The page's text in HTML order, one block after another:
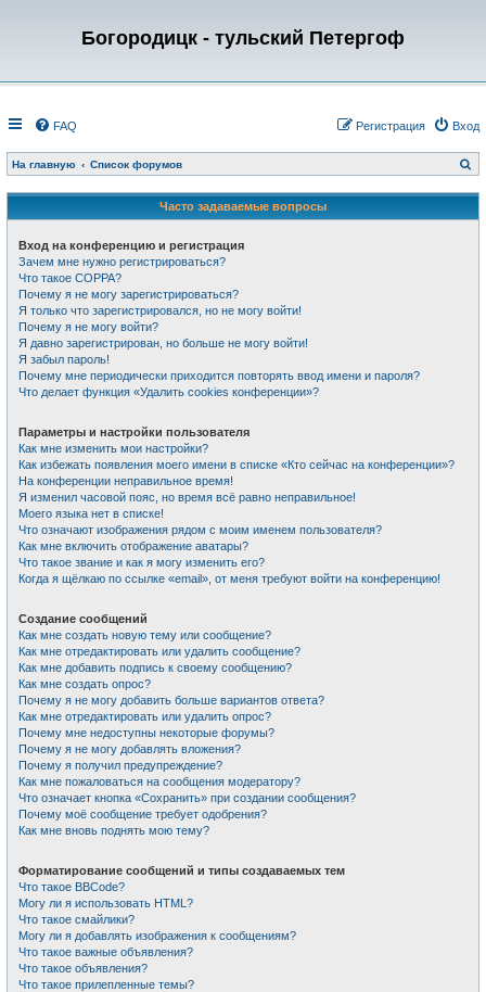
Богородицк - тульский Петергоф
FAQ Вход
Регистрация
На главную Список форумов
о
с
Часто задаваемые вопросы
Вход на конференцию и регистрация
Зачем мне нужно регистрироваться?
Что такое COPPA?
Почему я не могу зарегистрироваться?
Я только что зарегистрировался, но не могу войти!
Почему я не могу войти?
Я давно зарегистрирован, но больше не могу войти!
Я забыл пароль!
Почему мне периодически приходится повторять ввод имени и пароля?
Что делает функция «Удалить cookies конференции»?
Параметры и настройки пользователя
Как мне изменить мои настройки?
Как избежать появления моего имени в списке «Кто сейчас на конференции»?
На конференции неправильное время!
Я изменил часовой пояс, но время всё равно неправильное!
Моего языка нет в списке!
Что означают изображения рядом с моим именем пользователя?
Как мне включить отображение аватары?
Что такое звание и как я могу изменить его?
Когда я щёлкаю по ссылке «email», от меня требуют войти на конференцию!
Создание сообщений
Как мне создать новую тему или сообщение?
Как мне отредактировать или удалить сообщение?
Как мне добавить подпись к своему сообщению?
Как мне создать опрос?
Почему я не могу добавить больше вариантов ответа?
Как мне отредактировать или удалить опрос?
Почему мне недоступны некоторые форумы?
Почему я не могу добавлять вложения?
Почему я получил предупреждение?
Как мне пожаловаться на сообщения модератору?
Что означает кнопка «Сохранить» при создании сообщения?
Почему моё сообщение требует одобрения?
Как мне вновь поднять мою тему?
Форматирование сообщений и типы создаваемых тем
Что такое BBCode?
Могу ли я использовать HTML?
Что такое смайлики?
Могу ли я добавлять изображения к сообщениям?
Что такое важные объявления?
Что такое объявления?
Что такое прилепленные темы?